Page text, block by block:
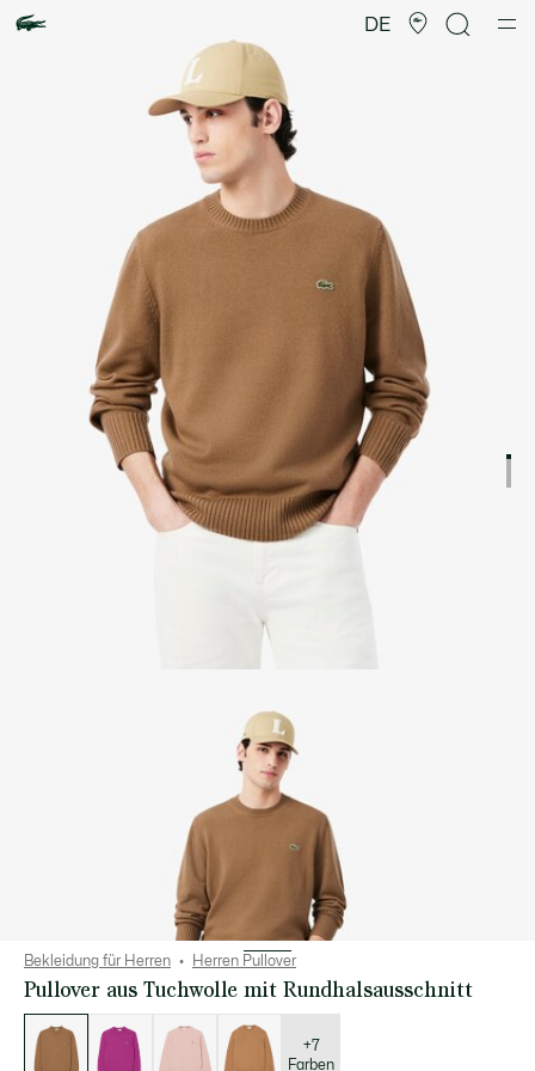
DE
Bekleidung für Herren Herren Pullover
Pullover aus Tuchwolle mit Rundhalsausschnitt
der
Varianten
+7
Farben